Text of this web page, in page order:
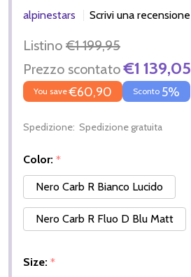
alpinestars Scrivi una recensione
Listino €1 199,95
Prezzo scontato €1 139,05
You save €60,90 Sconto 5%
Spedizione: Spedizione gratuita
Color: *
Nero Carb R Bianco Lucido
Nero Carb R Fluo D Blu Matt
Size: *